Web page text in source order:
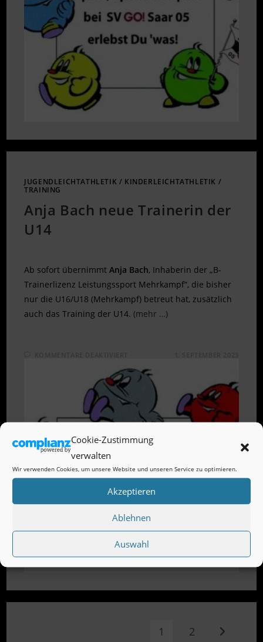
Cookie-Zustimmung
verwalten
Wir verwenden Cookies, um unsere Website und unseren Service zu optimieren.
Akzeptieren
Ablehnen
Auswahl
JUGENDLEICHTATHLETIK / KINDERLEICHTATHLETIK /
TRAINING
Anja Bach neue Trainerin der
U14
Ab sofort übernimmtAnja Bach, Inhaberin der „B-
Trainerlizenz Leistungssport Mehrkampf“, die bisher
nur die U16/U18 (Mehrkampf) betreut hat, zusätzlich
auch das Training der U14. (mehr …)
BACH
NEUE
TRAINERIN
DER
U14
1 2 Zur